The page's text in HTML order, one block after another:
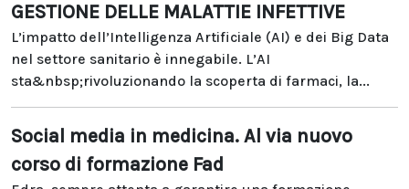
GESTIONE DELLE MALATTIE INFETTIVE
L’impatto dell’Intelligenza Artificiale (AI) e dei Big Data
nel settore sanitario è innegabile. L’AI
sta&nbsp;rivoluzionando la scoperta di farmaci, la...
Social media in medicina. Al via nuovo
corso di formazione Fad